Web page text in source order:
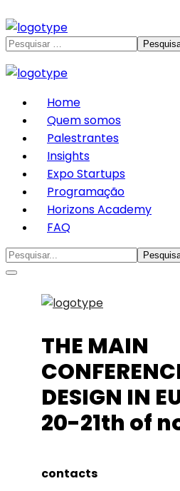
Home
Quem somos
Palestrantes
Insights
Expo Startups
Programação
Horizons Academy
FAQ
THE MAIN
DESIGN IN
20-21th of
contacts